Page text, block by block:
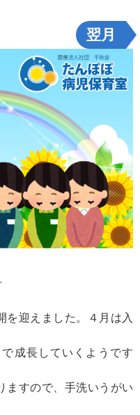
翌月
迎えました。４月は入
成長していくようです
ますので、手洗いうがい